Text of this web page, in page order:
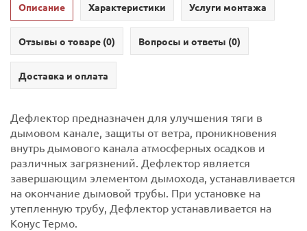
Описание Характеристики Услуги монтажа
Отзывы о товаре (0) Вопросы и ответы (0)
Доставка и оплата
Дефлектор предназначен для улучшения тяги в
дымовом канале, защиты от ветра, проникновения
внутрь дымового канала атмосферных осадков и
различных загрязнений. Дефлектор является
завершающим элементом дымохода, устанавливается
на окончание дымовой трубы. При установке на
утепленную трубу, Дефлектор устанавливается на
Конус Термо.